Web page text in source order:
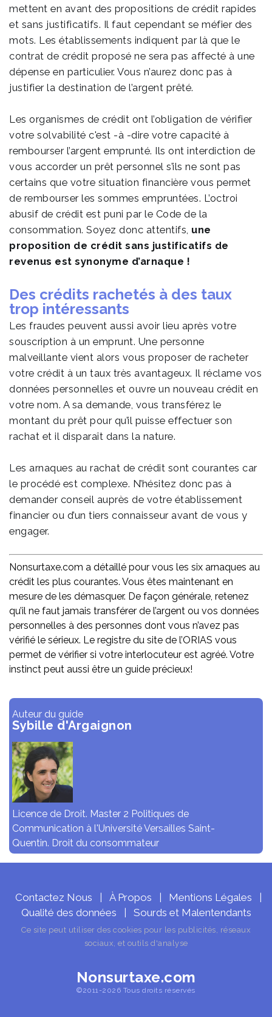
mettent en avant des propositions de crédit rapides
et sans justificatifs. Il faut cependant se méfier des
mots. Les établissements indiquent par là que le
contrat de crédit proposé ne sera pas affecté à une
dépense en particulier. Vous n’aurez donc pas à
justifier la destination de l’argent prêté.
Les organismes de crédit ont l’obligation de vérifier
votre solvabilité c'est -à -dire votre capacité à
rembourser l’argent emprunté. Ils ont interdiction de
vous accorder un prêt personnel s’ils ne sont pas
certains que votre situation financière vous permet
de rembourser les sommes empruntées. L’octroi
abusif de crédit est puni par le Code de la
consommation. Soyez donc attentifs, une
proposition de crédit sans justificatifs de
revenus est synonyme d’arnaque !
Des crédits rachetés à des taux
trop intéressants
Les fraudes peuvent aussi avoir lieu après votre
souscription à un emprunt. Une personne
malveillante vient alors vous proposer de racheter
votre crédit à un taux très avantageux. Il réclame vos
données personnelles et ouvre un nouveau crédit en
votre nom. A sa demande, vous transférez le
montant du prêt pour qu’il puisse effectuer son
rachat et il disparaît dans la nature.
Les arnaques au rachat de crédit sont courantes car
le procédé est complexe. N’hésitez donc pas à
demander conseil auprès de votre établissement
financier ou d’un tiers connaisseur avant de vous y
engager.
Nonsurtaxe.com a détaillé pour vous les six arnaques au
crédit les plus courantes. Vous êtes maintenant en
mesure de les démasquer. De façon générale, retenez
qu’il ne faut jamais transférer de l’argent ou vos données
personnelles à des personnes dont vous n’avez pas
vérifié le sérieux. Le registre du site de l’ORIAS vous
permet de vérifier si votre interlocuteur est agréé. Votre
instinct peut aussi être un guide précieux!
Auteur du guide
Sybille d'Argaignon
Licence de Droit. Master 2 Politiques de
Communication à l'Université Versailles Saint-
Quentin. Droit du consommateur
Contactez Nous À Propos Mentions Légales
Qualité des données Sourds et Malentendants
Ce site peut utiliser des cookies pour les publicités, réseaux
sociaux, et outils d'analyse
Nonsurtaxe.com
©2011-2026 Tous droits réservés